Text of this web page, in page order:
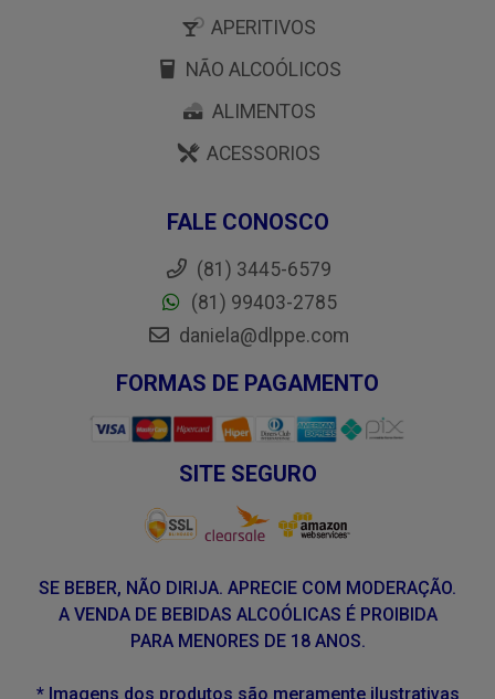
APERITIVOS
NÃO ALCOÓLICOS
ALIMENTOS
ACESSORIOS
FALE CONOSCO
(81) 3445-6579
(81) 99403-2785
daniela@dlppe.com
FORMAS DE PAGAMENTO
SITE SEGURO
SE BEBER, NÃO DIRIJA. APRECIE COM MODERAÇÃO.
A VENDA DE BEBIDAS ALCOÓLICAS É PROIBIDA
PARA MENORES DE 18 ANOS.
* Imagens dos produtos são meramente ilustrativas